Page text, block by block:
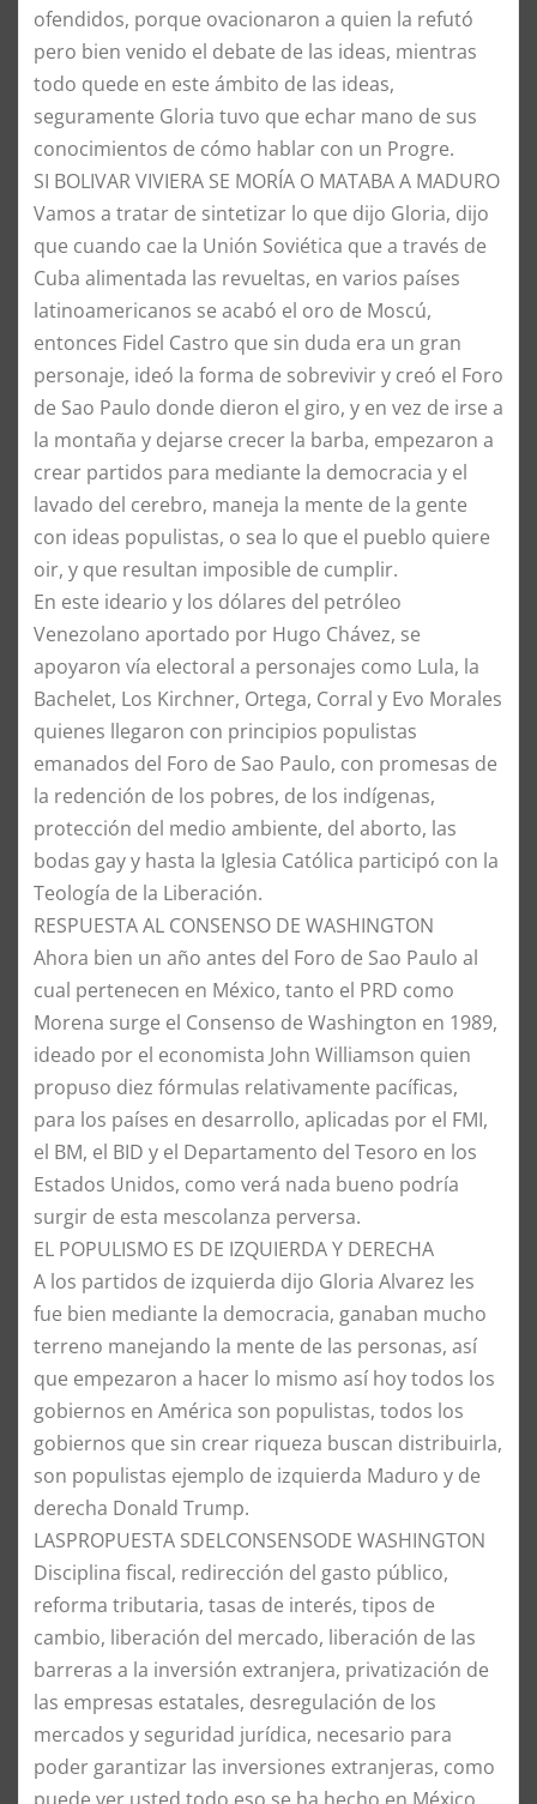
ofendidos, porque ovacionaron a quien la refutó
pero bien venido el debate de las ideas, mientras
todo quede en este ámbito de las ideas,
seguramente Gloria tuvo que echar mano de sus
conocimientos de cómo hablar con un Progre.
​SI BOLIVAR VIVIERA SE MORÍA O MATABA A MADURO
​Vamos a tratar de sintetizar lo que dijo Gloria, dijo
que cuando cae la Unión Soviética que a través de
Cuba alimentada las revueltas, en varios países
latinoamericanos se acabó el oro de Moscú,
entonces Fidel Castro que sin duda era un gran
personaje, ideó la forma de sobrevivir y creó el Foro
de Sao Paulo donde dieron el giro, y en vez de irse a
la montaña y dejarse crecer la barba, empezaron a
crear partidos para mediante la democracia y el
lavado del cerebro, maneja la mente de la gente
con ideas populistas, o sea lo que el pueblo quiere
oir, y que resultan imposible de cumplir.
​En este ideario y los dólares del petróleo
Venezolano aportado por Hugo Chávez, se
apoyaron vía electoral a personajes como Lula, la
Bachelet, Los Kirchner, Ortega, Corral y Evo Morales
quienes llegaron con principios populistas
emanados del Foro de Sao Paulo, con promesas de
la redención de los pobres, de los indígenas,
protección del medio ambiente, del aborto, las
bodas gay y hasta la Iglesia Católica participó con la
Teología de la Liberación.
​RESPUESTA AL CONSENSO DE WASHINGTON
​Ahora bien un año antes del Foro de Sao Paulo al
cual pertenecen en México, tanto el PRD como
Morena surge el Consenso de Washington en 1989,
ideado por el economista John Williamson quien
propuso diez fórmulas relativamente pacíficas,
para los países en desarrollo, aplicadas por el FMI,
el BM, el BID y el Departamento del Tesoro en los
Estados Unidos, como verá nada bueno podría
surgir de esta mescolanza perversa.
​EL POPULISMO ES DE IZQUIERDA Y DERECHA
​A los partidos de izquierda dijo Gloria Alvarez les
fue bien mediante la democracia, ganaban mucho
terreno manejando la mente de las personas, así
que empezaron a hacer lo mismo así hoy todos los
gobiernos en América son populistas, todos los
gobiernos que sin crear riqueza buscan distribuirla,
son populistas ejemplo de izquierda Maduro y de
derecha Donald Trump.
​LASPROPUESTA SDELCONSENSODE WASHINGTON
​Disciplina fiscal, redirección del gasto público,
reforma tributaria, tasas de interés, tipos de
cambio, liberación del mercado, liberación de las
barreras a la inversión extranjera, privatización de
las empresas estatales, desregulación de los
mercados y seguridad jurídica, necesario para
poder garantizar las inversiones extranjeras, como